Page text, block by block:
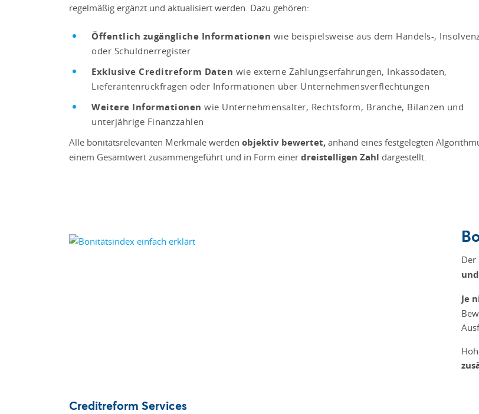
regelmäßig ergänzt und aktualisiert werden. Dazu gehören:
Öffentlich zugängliche Informationen wie beispielsweise aus dem Handels-,
oder Schuldnerregister
Exklusive Creditreform Daten wie externe Zahlungserfahrungen, Inkassodaten,
Lieferantenrückfragen oder Informationen über Unternehmensverflechtungen
Weitere Informationen wie Unternehmensalter, Rechtsform, Branche, Bilanzen und
unterjährige Finanzzahlen
Alle bonitätsrelevanten Merkmale werden objektiv bewertet, anhand eines festgelegten
einem Gesamtwert zusammengeführt und in Form einer dreistelligen Zahl dargestellt.
Der
Je
Creditreform Services